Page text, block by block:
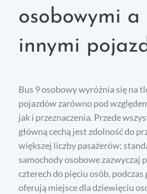
osobowymi a
innymi
Bus 9 osobowy wyróżnia się na
pojazdów zarówno pod
jak i przeznaczenia. Przede
główną cechą jest zdolność do
większej liczby pasażerów;
samochody osobowe zazwyczaj
czterech do pięciu osób, podczas
oferują miejsce dla dziewięciu